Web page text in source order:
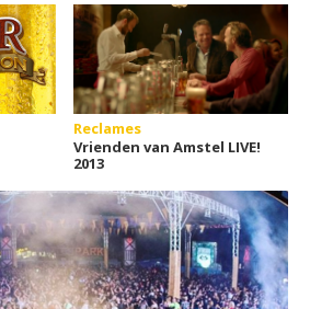
Reclames
Vrienden van Amstel LIVE!
2013